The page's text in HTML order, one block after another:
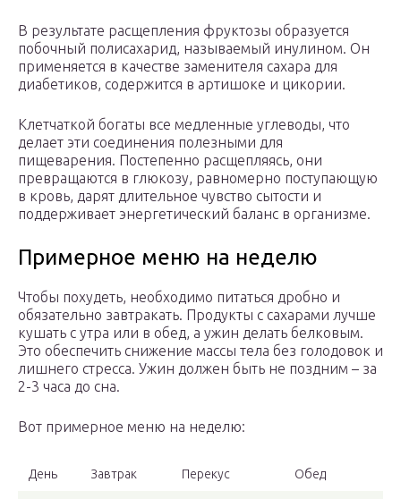
В результате расщепления фруктозы образуется
побочный полисахарид, называемый инулином. Он
применяется в качестве заменителя сахара для
диабетиков, содержится в артишоке и цикории.
Клетчаткой богаты все медленные углеводы, что
делает эти соединения полезными для
пищеварения. Постепенно расщепляясь, они
превращаются в глюкозу, равномерно поступающую
в кровь, дарят длительное чувство сытости и
поддерживает энергетический баланс в организме.
Примерное меню на неделю
Чтобы похудеть, необходимо питаться дробно и
обязательно завтракать. Продукты с сахарами лучше
кушать с утра или в обед, а ужин делать белковым.
Это обеспечить снижение массы тела без голодовок и
лишнего стресса. Ужин должен быть не поздним – за
2-3 часа до сна.
Вот примерное меню на неделю:
День Завтрак Перекус Обед